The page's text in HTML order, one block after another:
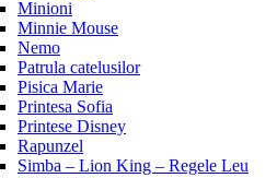
Minioni
Minnie Mouse
Nemo
Patrula catelusilor
Pisica Marie
Printesa Sofia
Printese Disney
Rapunzel
Simba – Lion King – Regele Leu